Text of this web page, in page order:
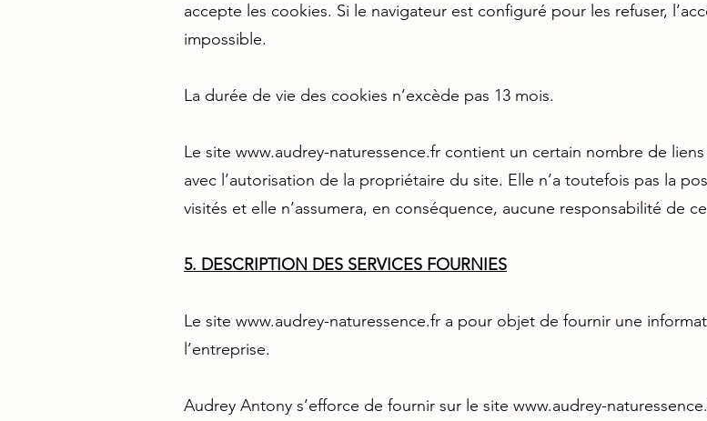
accepte les cookies. Si le navigateur est configuré pour les refuser,
impossible.
La durée de vie des cookies n’excède pas 13 mois.
Le site www.audrey-naturessence.fr contient un certain nombre de
avec l’autorisation de la propriétaire du site. Elle n’a toutefois pas la
visités et elle n’assumera, en conséquence, aucune responsabilité de
5. DESCRIPTION DES SERVICES FOURNIES
Le site www.audrey-naturessence.fr a pour objet de fournir une
l’entreprise.
Audrey Antony s’efforce de fournir sur le site www.audrey-